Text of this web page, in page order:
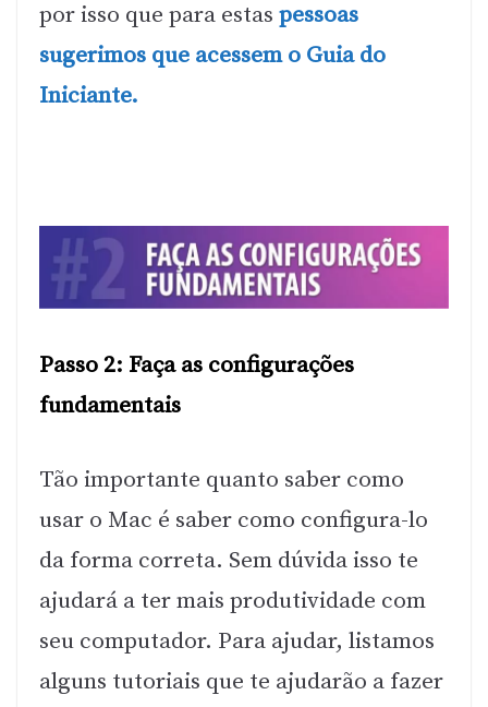
por isso que para estas pessoas
sugerimos que acessem o Guia do
Iniciante.
Passo 2: Faça as configurações
fundamentais
Tão importante quanto saber como
usar o Mac é saber como configura-lo
da forma correta. Sem dúvida isso te
ajudará a ter mais produtividade com
seu computador. Para ajudar, listamos
alguns tutoriais que te ajudarão a fazer